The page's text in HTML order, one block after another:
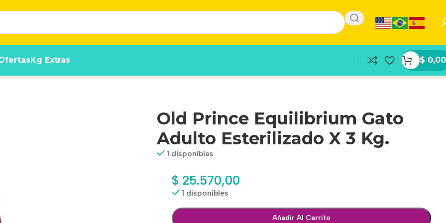
Kg Extras $ 0,00
X 3 Kg.
Old Prince Equilibrium Gato
Adulto Esterilizado X 3 Kg.
1 disponibles
$ 25.570,00
1 disponibles
Añadir Al Carrito